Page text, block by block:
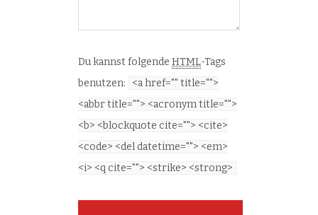
Du kannst folgende HTML-Tags
benutzen:
<a href="" title="">
<abbr title=""> <acronym title="">
<b> <blockquote cite=""> <cite>
<code> <del datetime=""> <em>
<i> <q cite=""> <strike> <strong>